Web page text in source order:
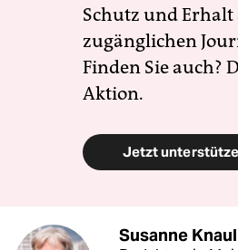
Schutz und
zugänglichen
Finden Sie auch?
Aktion.
Jetzt
Susanne Knaul